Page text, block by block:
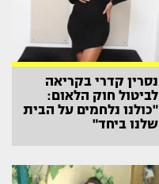
נסרין קדרי בקריאה
לביטול חוק הלאום:
"כולנו נלחמים על הבית
שלנו ביחד"